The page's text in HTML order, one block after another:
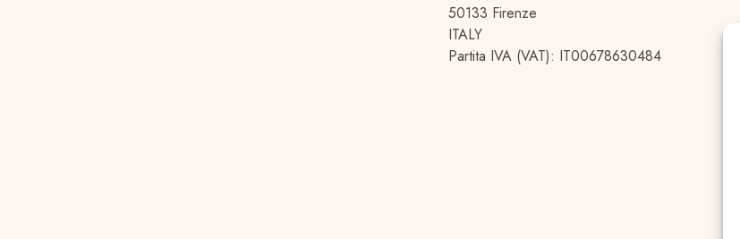
50133 Firenze
ITALY
Partita IVA (VAT): IT00678630484